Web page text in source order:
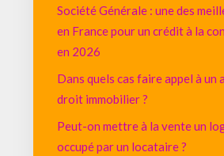
Société Générale : une des
en France pour un crédit à la
en 2026
Dans quels cas faire appel à un
droit immobilier ?
Peut-on mettre à la vente un
occupé par un locataire ?